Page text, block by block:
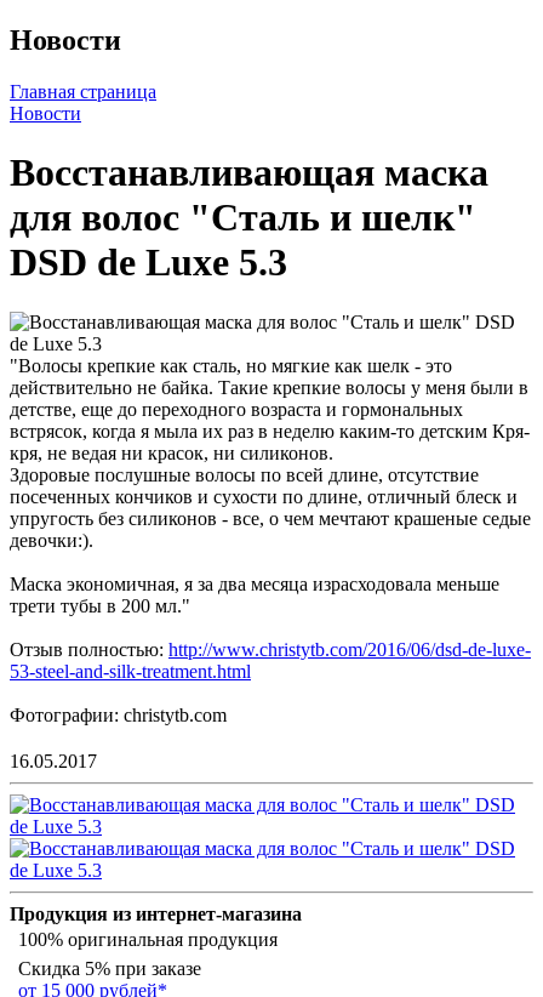
Новости
Главная страница
Новости
Восстанавливающая маска
для волос "Сталь и шелк"
DSD de Luxe 5.3
"Волосы крепкие как сталь, но мягкие как шелк - это
действительно не байка. Такие крепкие волосы у меня были в
детстве, еще до переходного возраста и гормональных
встрясок, когда я мыла их раз в неделю каким-то детским Кря-
кря, не ведая ни красок, ни силиконов.
Здоровые послушные волосы по всей длине, отсутствие
посеченных кончиков и сухости по длине, отличный блеск и
упругость без силиконов - все, о чем мечтают крашеные седые
девочки:).
Маска экономичная, я за два месяца израсходовала меньше
трети тубы в 200 мл."
Отзыв полностью: http://www.christytb.com/2016/06/dsd-de-luxe-
53-steel-and-silk-treatment.html
Фотографии: christytb.com
16.05.2017
Продукция из интернет-магазина
100% оригинальная продукция
Скидка 5% при заказе
от 15 000 рублей*